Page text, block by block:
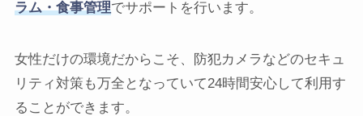
ラム・食事管理でサポートを行います。
女性だけの環境だからこそ、防犯カメラなどのセキュ
リティ対策も万全となっていて24時間安心して利用す
ることができます。